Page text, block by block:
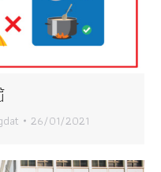
26/01/2021